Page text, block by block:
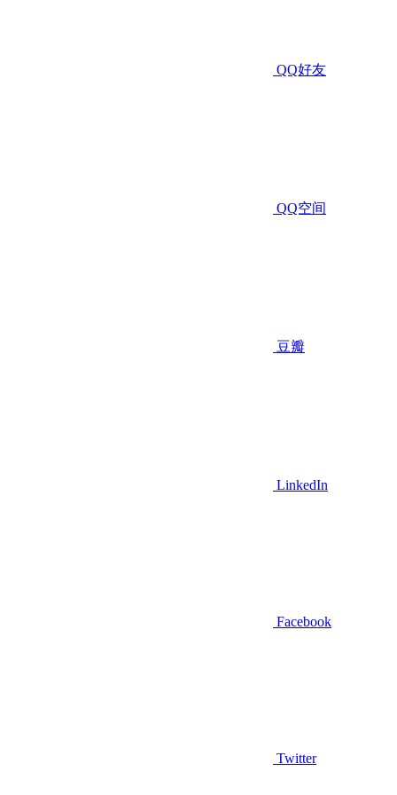
QQ好友
QQ空间
豆瓣
LinkedIn
Facebook
Twitter